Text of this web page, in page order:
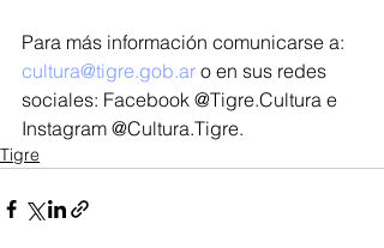
Para más información comunicarse a:
cultura@tigre.gob.ar o en sus redes
sociales: Facebook @Tigre.Cultura e
Instagram @Cultura.Tigre.
Tigre